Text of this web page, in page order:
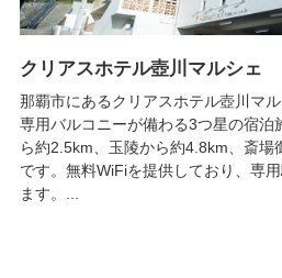
クリアスホテル壺川マルシェ
那覇市にあるクリアスホテル壺川マ
専用バルコニーが備わる3つ星の宿泊
ら約2.5km、玉陵から約4.8km、斎場
です。無料WiFiを提供しており、専
ます。...